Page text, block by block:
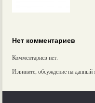
Нет комментариев
Комментариев нет.
Извините, обсуждение на данный